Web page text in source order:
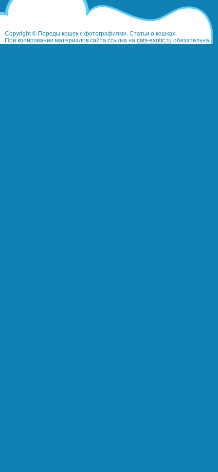
Copyright © Породы кошек с фотографиями. Статьи о кошках.
При копировании материалов сайта ссылка на cats-exotic.ru обязательна